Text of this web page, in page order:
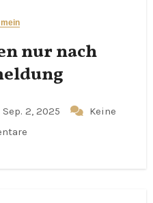
nur nach
Sep. 2, 2025
Keine